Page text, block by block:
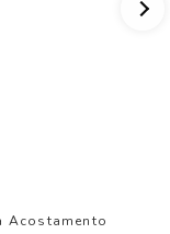
Acostamento